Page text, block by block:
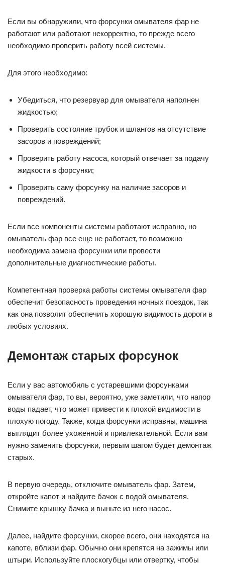
Если вы обнаружили, что форсунки омывателя фар не
работают или работают некорректно, то прежде всего
необходимо проверить работу всей системы.
Для этого необходимо:
Убедиться, что резервуар для омывателя наполнен
жидкостью;
Проверить состояние трубок и шлангов на отсутствие
засоров и повреждений;
Проверить работу насоса, который отвечает за подачу
жидкости в форсунки;
Проверить саму форсунку на наличие засоров и
повреждений.
Если все компоненты системы работают исправно, но
омыватель фар все еще не работает, то возможно
необходима замена форсунки или провести
дополнительные диагностические работы.
Компетентная проверка работы системы омывателя фар
обеспечит безопасность проведения ночных поездок, так
как она позволит обеспечить хорошую видимость дороги в
любых условиях.
Демонтаж старых форсунок
Если у вас автомобиль с устаревшими форсунками
омывателя фар, то вы, вероятно, уже заметили, что напор
воды падает, что может привести к плохой видимости в
плохую погоду. Также, когда форсунки исправны, машина
выглядит более ухоженной и привлекательной. Если вам
нужно заменить форсунки, первым шагом будет демонтаж
старых.
В первую очередь, отключите омыватель фар. Затем,
откройте капот и найдите бачок с водой омывателя.
Снимите крышку бачка и выньте из него насос.
Далее, найдите форсунки, скорее всего, они находятся на
капоте, вблизи фар. Обычно они крепятся на зажимы или
штыри. Используйте плоскогубцы или отвертку, чтобы